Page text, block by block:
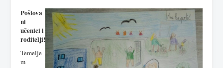
Poštova
ni
učenici i
roditelji!
Temelje
m